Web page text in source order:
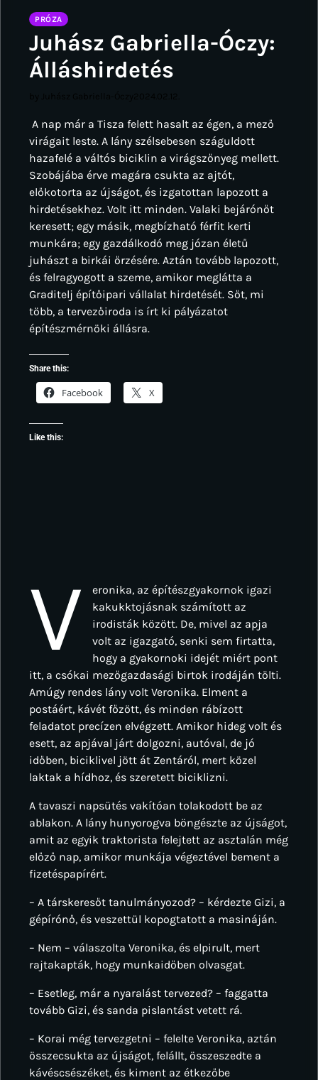
PRÓZA
Juhász Gabriella-Óczy:
Álláshirdetés
A nap már a Tisza felett hasalt az égen, a mező
virágait leste. A lány szélsebesen száguldott
hazafelé a váltós biciklin a virágszőnyeg mellett.
Szobájába érve magára csukta az ajtót,
előkotorta az újságot, és izgatottan lapozott a
hirdetésekhez. Volt itt minden. Valaki bejárónőt
keresett; egy másik, megbízható férfit kerti
munkára; egy gazdálkodó meg józan életű
juhászt a birkái őrzésére. Aztán tovább lapozott,
és felragyogott a szeme, amikor meglátta a
Graditelj építőipari vállalat hirdetését. Sőt, mi
több, a tervezőiroda is írt ki pályázatot
építészmérnöki állásra.
Share this:
Facebook X
Like this:
V
eronika, az építészgyakornok igazi
kakukktojásnak számított az
irodisták között. De, mivel az apja
volt az igazgató, senki sem firtatta,
hogy a gyakornoki idejét miért pont
itt, a csókai mezőgazdasági birtok irodáján tölti.
Amúgy rendes lány volt Veronika. Elment a
postáért, kávét főzött, és minden rábízott
feladatot precízen elvégzett. Amikor hideg volt és
esett, az apjával járt dolgozni, autóval, de jó
időben, biciklivel jött át Zentáról, mert közel
laktak a hídhoz, és szeretett biciklizni.
A tavaszi napsütés vakítóan tolakodott be az
ablakon. A lány hunyorogva böngészte az újságot,
amit az egyik traktorista felejtett az asztalán még
előző nap, amikor munkája végeztével bement a
fizetéspapírért.
– A társkeresőt tanulmányozod? – kérdezte Gizi, a
gépírónő, és veszettül kopogtatott a masináján.
– Nem – válaszolta Veronika, és elpirult, mert
rajtakapták, hogy munkaidőben olvasgat.
– Esetleg, már a nyaralást tervezed? – faggatta
tovább Gizi, és sanda pislantást vetett rá.
– Korai még tervezgetni – felelte Veronika, aztán
összecsukta az újságot, felállt, összeszedte a
kávéscsészéket, és kiment az étkezőbe